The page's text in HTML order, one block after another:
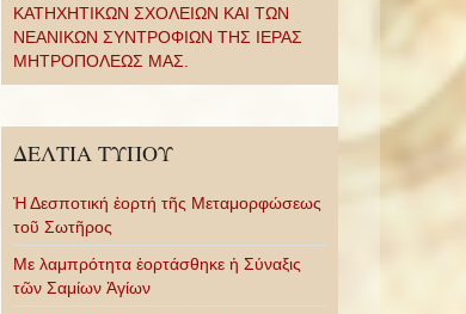
ΚΑΤΗΧΗΤΙΚΩΝ ΣΧΟΛΕΙΩΝ ΚΑΙ ΤΩΝ
ΝΕΑΝΙΚΩΝ ΣΥΝΤΡΟΦΙΩΝ ΤΗΣ ΙΕΡΑΣ
ΜΗΤΡΟΠΟΛΕΩΣ ΜΑΣ.
ΔΕΛΤΙΑ ΤΥΠΟΥ
Ἡ Δεσποτική ἑορτή τῆς Μεταμορφώσεως
τοῦ Σωτῆρος
Με λαμπρότητα ἑορτάσθηκε ἡ Σύναξις
τῶν Σαμίων Ἁγίων